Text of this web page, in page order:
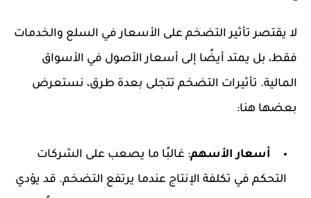
لا يقتصر تأثير التضخم على الأسعار في السلع والخدمات
فقط، بل يمتد أيضًا إلى أسعار الأصول في الأسواق
المالية. تأثيرات التضخم تتجلى بعدة طرق، نستعرض
بعضها هنا:
أسعار الأسهم: غالبًا ما يصعب على الشركات
التحكم في تكلفة الإنتاج عندما يرتفع التضخم. قد يؤدي